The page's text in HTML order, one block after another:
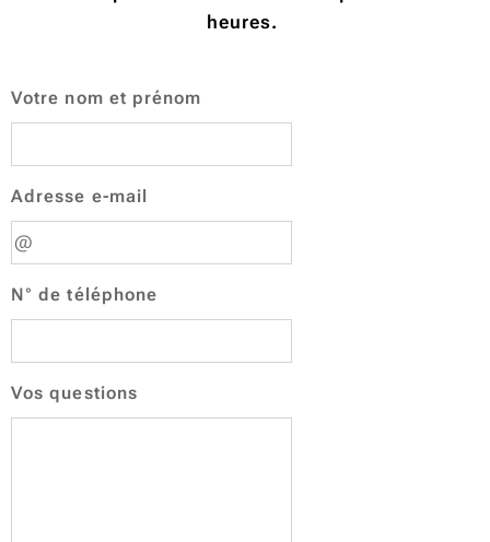
heures.
Votre nom et prénom
Adresse e-mail
N° de téléphone
Vos questions